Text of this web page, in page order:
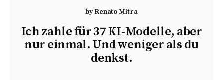
byRenato Mitra
Ich zahle für 37 KI-Modelle, aber
nur einmal. Und weniger als du
denkst.